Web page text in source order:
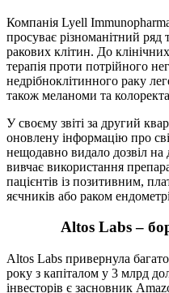
Компанія Lyell
просуває різноманітний ряд
ракових клітин. До
терапія проти потрійного
недрібноклітинного раку
також меланоми та
У своєму звіті за другий
оновлену інформацію про
нещодавно видало дозвіл
вивчає використання
пацієнтів із позитивним,
яєчників або раком
Altos Labs –
Altos Labs привернула
року з капіталом у 3 млрд
інвесторів є засновник